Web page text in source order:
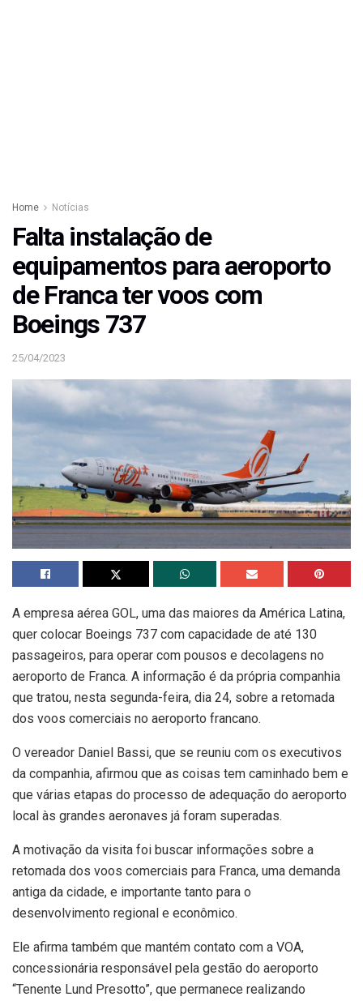
Home Notícias
Falta instalação de
equipamentos para aeroporto
de Franca ter voos com
Boeings 737
25/04/2023
A empresa aérea GOL, uma das maiores da América Latina,
quer colocar Boeings 737 com capacidade de até 130
passageiros, para operar com pousos e decolagens no
aeroporto de Franca. A informação é da própria companhia
que tratou, nesta segunda-feira, dia 24, sobre a retomada
dos voos comerciais no aeroporto francano.
O vereador Daniel Bassi, que se reuniu com os executivos
da companhia, afirmou que as coisas tem caminhado bem e
que várias etapas do processo de adequação do aeroporto
local às grandes aeronaves já foram superadas.
A motivação da visita foi buscar informações sobre a
retomada dos voos comerciais para Franca, uma demanda
antiga da cidade, e importante tanto para o
desenvolvimento regional e econômico.
Ele afirma também que mantém contato com a VOA,
concessionária responsável pela gestão do aeroporto
“Tenente Lund Presotto”, que permanece realizando